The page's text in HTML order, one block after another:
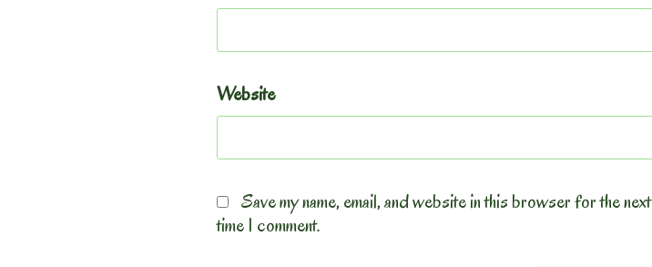
Website
Save my name, email, and website in this browser for the next
time I comment.